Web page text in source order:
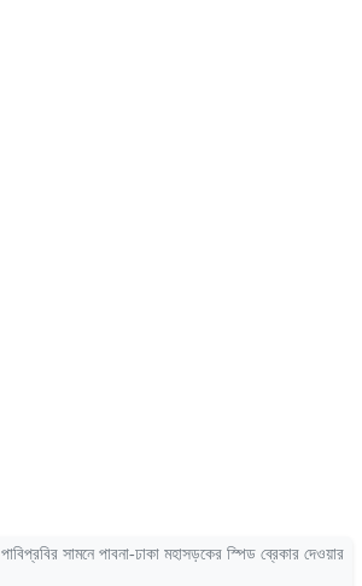
পাবিপ্রবির সামনে পাবনা-ঢাকা মহাসড়কের স্পিড ব্রেকার দেওয়ার